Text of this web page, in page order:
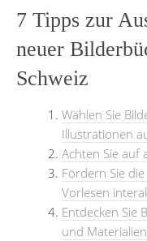
7 Tipps zur
neuer
Schweiz
Wählen Sie
Illustrationen
Achten Sie auf
Fördern Sie
Vorlesen
Entdecken Sie
und